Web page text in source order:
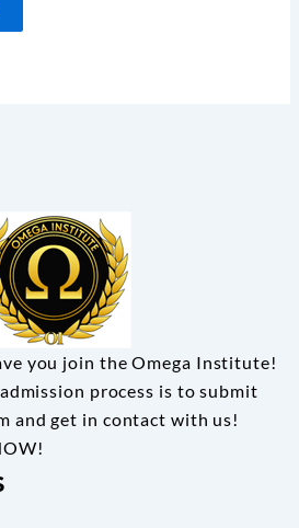
you join the Omega Institute!
process is to submit
and get in contact with us!